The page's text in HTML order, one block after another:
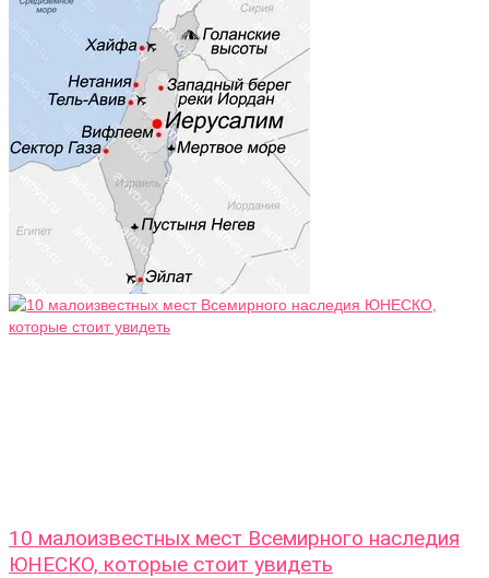
10 малоизвестных мест Всемирного наследия
ЮНЕСКО, которые стоит увидеть